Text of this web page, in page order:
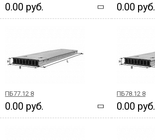
0.00 руб. 0.00 руб.
ПБ77.12 8
0.00 руб.
ПБ78.12 8
0.00 руб.